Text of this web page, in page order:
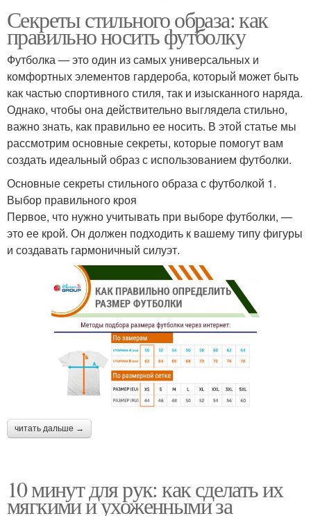
Секреты стильного образа: как
правильно носить футболку
Футболка — это один из самых универсальных и
комфортных элементов гардероба, который может быть
как частью спортивного стиля, так и изысканного наряда.
Однако, чтобы она действительно выглядела стильно,
важно знать, как правильно ее носить. В этой статье мы
рассмотрим основные секреты, которые помогут вам
создать идеальный образ с использованием футболки.
Основные секреты стильного образа с футболкой 1.
Выбор правильного кроя
Первое, что нужно учитывать при выборе футболки, —
это ее крой. Он должен подходить к вашему типу фигуры
и создавать гармоничный силуэт.
читать дальше →
10 минут для рук: как сделать их
мягкими и ухоженными за